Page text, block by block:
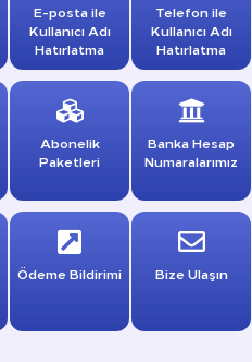
E-posta ile
Kullanıcı Adı
Hatırlatma
Telefon ile
Kullanıcı Adı
Hatırlatma
Abonelik
Paketleri
Banka Hesap
Numaralarımız
Ödeme Bildirimi Bize Ulaşın